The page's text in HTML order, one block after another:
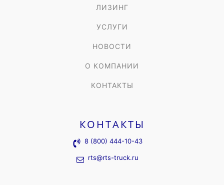
ЛИЗИНГ
УСЛУГИ
НОВОСТИ
О КОМПАНИИ
КОНТАКТЫ
КОНТАКТЫ
8 (800) 444-10-43
rts@rts-truck.ru